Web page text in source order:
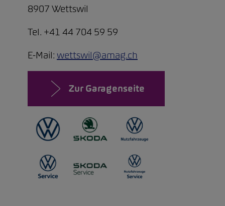
8907 Wettswil
Tel. +41 44 704 59 59
E-Mail: wettswil@amag.ch
Zur Garagenseite